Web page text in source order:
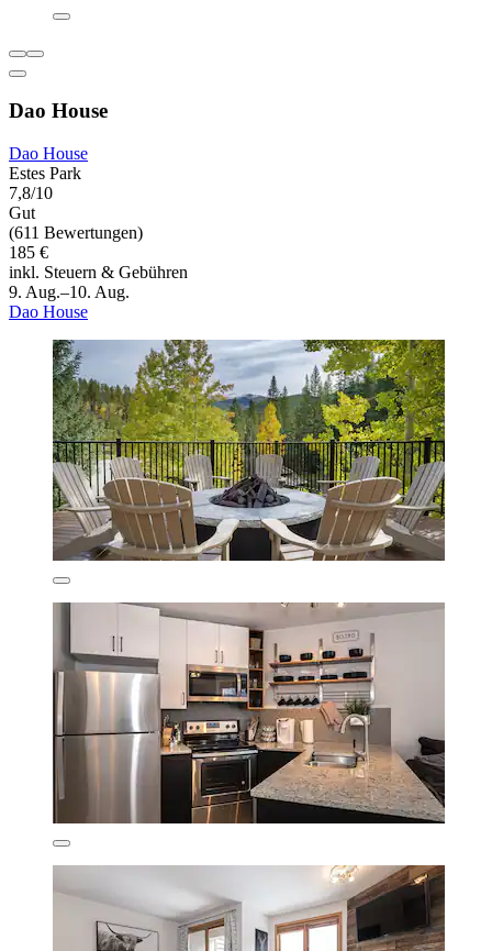
Dao House
Dao House
Estes Park
7,8/10
Gut
(611 Bewertungen)
185 €
inkl. Steuern & Gebühren
9. Aug.–10. Aug.
Dao House